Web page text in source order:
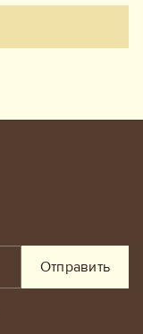
Отправить